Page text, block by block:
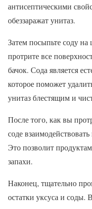
антисептическими
обеззаражат унитаз.
Затем посыпьте соду на
протрите все
бачок. Сода является
которое поможет
унитаз блестящим и
После того, как вы
соде
Это позволит
запахи.
Наконец, тщательно
остатки уксуса и соды.